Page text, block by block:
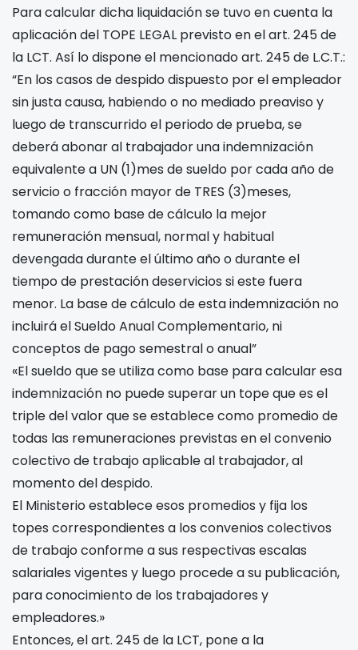
Para calcular dicha liquidación se tuvo en cuenta la
aplicación del TOPE LEGAL previsto en el art. 245 de
la LCT. Así lo dispone el mencionado art. 245 de L.C.T.:
“En los casos de despido dispuesto por el empleador
sin justa causa, habiendo o no mediado preaviso y
luego de transcurrido el periodo de prueba, se
deberá abonar al trabajador una indemnización
equivalente a UN (1)mes de sueldo por cada año de
servicio o fracción mayor de TRES (3)meses,
tomando como base de cálculo la mejor
remuneración mensual, normal y habitual
devengada durante el último año o durante el
tiempo de prestación deservicios si este fuera
menor. La base de cálculo de esta indemnización no
incluirá el Sueldo Anual Complementario, ni
conceptos de pago semestral o anual”
«El sueldo que se utiliza como base para calcular esa
indemnización no puede superar un tope que es el
triple del valor que se establece como promedio de
todas las remuneraciones previstas en el convenio
colectivo de trabajo aplicable al trabajador, al
momento del despido.
El Ministerio establece esos promedios y fija los
topes correspondientes a los convenios colectivos
de trabajo conforme a sus respectivas escalas
salariales vigentes y luego procede a su publicación,
para conocimiento de los trabajadores y
empleadores.»
Entonces, el art. 245 de la LCT, pone a la